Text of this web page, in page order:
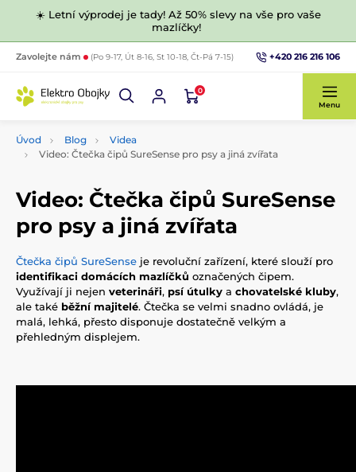
☀️ Letní výprodej je tady! Až 50% slevy na vše pro vaše
mazlíčky!
Zavolejte nám (Po 9-17, Út 8-16, St 10-18, Čt-Pá 7-15) +420 216 216 106
0
Menu
Úvod Blog
Videa
Video: Čtečka čipů SureSense pro psy a jiná zvířata
Video: Čtečka čipů SureSense
pro psy a jiná zvířata
Čtečka čipů SureSense je revoluční zařízení, které slouží pro
identifikaci domácích mazlíčků označených čipem.
Využívají ji nejen veterináři, psí útulky a chovatelské kluby,
ale také běžní majitelé. Čtečka se velmi snadno ovládá, je
malá, lehká, přesto disponuje dostatečně velkým a
přehledným displejem.